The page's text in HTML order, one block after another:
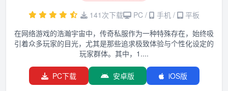
141次下载
PC / 手机 /
平板
在网络游戏的浩瀚宇宙中，传奇私服作为一种特殊存在，始终吸
引着众多玩家的目光，尤其是那些追求极致体验与个性化设定的
玩家群体。其中，1....
PC下载 安卓版 iOS版